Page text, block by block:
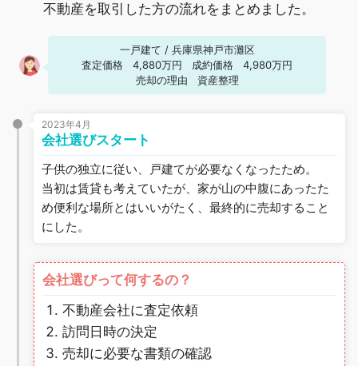
不動産を取引した方の流れをまとめました。
一戸建て / 兵庫県神戸市灘区
査定価格
4,880万円 成約価格
4,980万円
売却の理由
資産整理
2023年4月
会社選びスタート
子供の独立に従い、戸建てが必要なくなったため。
当初は賃貸も考えていたが、家が山の中腹にあったた
め便利な場所とはいいがたく、最終的に売却すること
にした。
会社選びって何するの？
不動産会社に査定依頼
訪問日時の決定
売却に必要な書類の確認